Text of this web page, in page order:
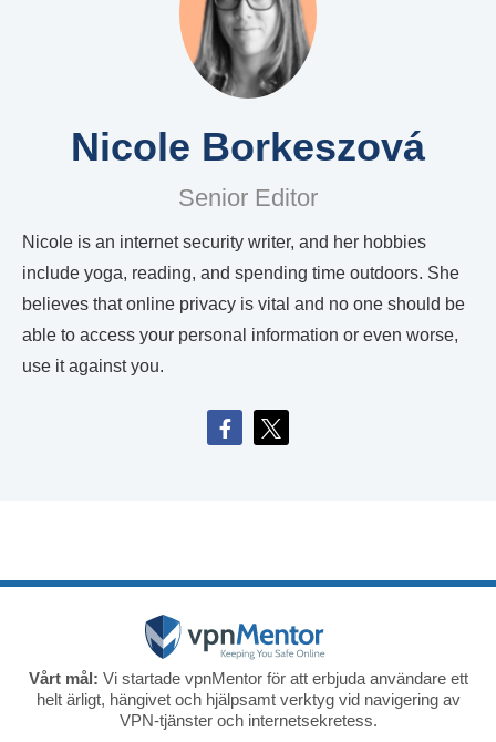
Nicole Borkeszová
Senior Editor
Nicole is an internet security writer, and her hobbies
include yoga, reading, and spending time outdoors. She
believes that online privacy is vital and no one should be
able to access your personal information or even worse,
use it against you.
Vårt mål: Vi startade vpnMentor för att erbjuda användare ett
helt ärligt, hängivet och hjälpsamt verktyg vid navigering av
VPN-tjänster och internetsekretess.